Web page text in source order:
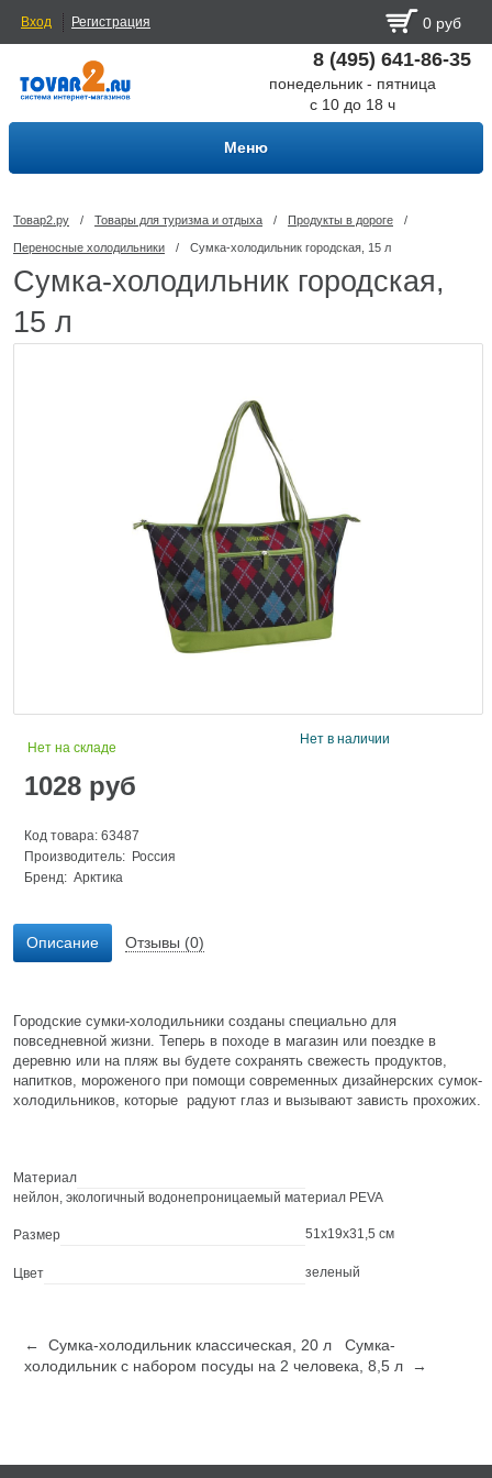
Вход Регистрация 0 руб
8 (495) 641-86-35
понедельник - пятница
с 10 до 18 ч
Меню
Товар2.ру / Товары для туризма и отдыха / Продукты в дороге /
Переносные холодильники / Сумка-холодильник городская, 15 л
Сумка-холодильник городская,
15 л
Нет на складе
1028 руб
Код товара: 63487
Производитель: Россия
Бренд: Арктика
Нет в наличии
Описание Отзывы (0)
Городские сумки-холодильники созданы специально для
повседневной жизни. Теперь в походе в магазин или поездке в
деревню или на пляж вы будете сохранять свежесть продуктов,
напитков, мороженого при помощи современных дизайнерских сумок-
холодильников, которые радуют глаз и вызывают зависть прохожих.
Материал
нейлон, экологичный водонепроницаемый материал PEVA
Размер 51х19х31,5 см
Цвет зеленый
← Сумка-холодильник классическая, 20 л
Сумка-
холодильник с набором посуды на 2 человека, 8,5 л →